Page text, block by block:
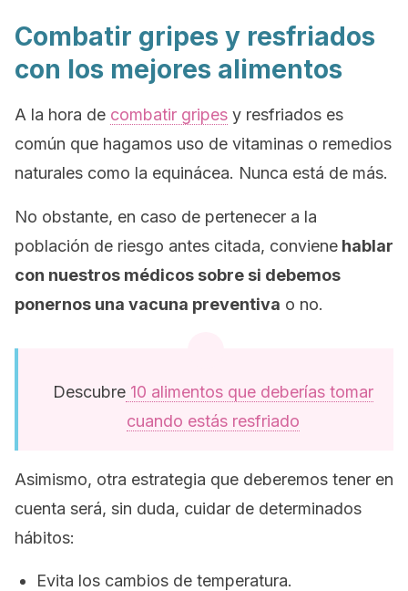
Combatir gripes y resfriados
con los mejores alimentos
A la hora de combatir gripes y resfriados es
común que hagamos uso de vitaminas o remedios
naturales como la equinácea. Nunca está de más.
No obstante, en caso de pertenecer a la
población de riesgo antes citada, conviene hablar
con nuestros médicos sobre si debemos
ponernos una vacuna preventiva o no.
Descubre 10 alimentos que deberías tomar
cuando estás resfriado
Asimismo, otra estrategia que deberemos tener en
cuenta será, sin duda, cuidar de determinados
hábitos:
Evita los cambios de temperatura.